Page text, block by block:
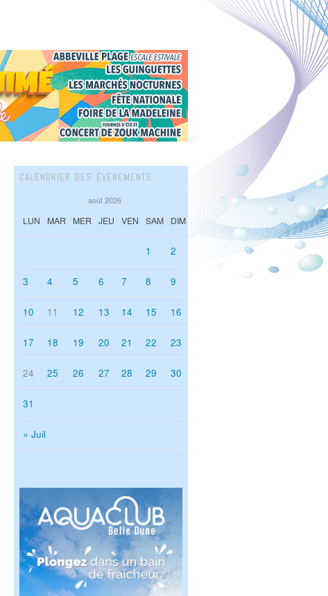
CALENDRIER DES ÉVÉNEMENTS
août 2026
LUN MAR MER JEU VEN SAM DIM
« Juil
1 2
3 4 5 6 7 8 9
10 11 12 13 14 15 16
17 18 19 20 21 22 23
24 25 26 27 28 29 30
31